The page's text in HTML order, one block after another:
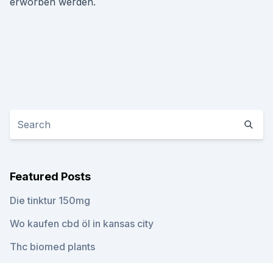
Featured Posts
Die tinktur 150mg
Wo kaufen cbd öl in kansas city
Thc biomed plants